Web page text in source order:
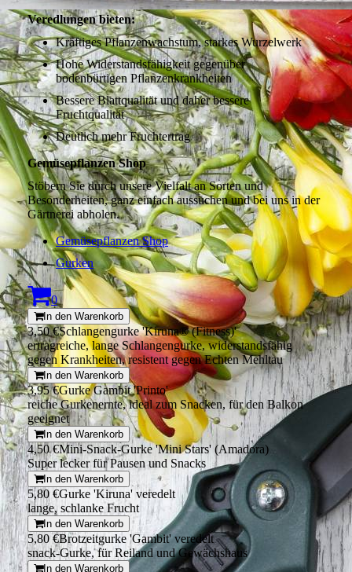
Veredlungen bieten:
Kräftiges Pflanzenwachstum, starkes Wurzelwerk
Hohe Widerstandsfähigkeit gegenüber
bodenbürtigen Pflanzenkrankheiten
Bessere Blattqualität und daher bessere
Fruchtqualität
Deutlich mehr Fruchtertrag
Gemüsepflanzen Shop
Stöbern Sie durch unsere Vielfalt an Sorten und
Besonderheiten, ganz einfach aussuchen und bei uns in der
Gärtnerei abholen.
Gemüsepflanzen Shop
Gurken
0
In den Warenkorb
3,50 €Schlangengurke 'Kiruna® (Fitness)'
ertragreiche, lange Schlangengurke, widerstandsfähig
gegen Krankheiten, resistent gegen Echten Mehltau
In den Warenkorb
3,95 €Gurke Gambit 'Printo'
reiche Gurkenernte, ideal zum Snacken, für den Balkon
geeignet
In den Warenkorb
4,50 €Mini-Snack-Gurke 'Mini Stars' (Amadora)
Super lecker für Pausen und Snacks
In den Warenkorb
5,80 €Gurke 'Kiruna' veredelt
lange, schlanke Frucht
In den Warenkorb
5,80 €Brotzeitgurke 'Gambit' veredelt
snack-Gurke, für Reiland und Gewächshaus
In den Warenkorb